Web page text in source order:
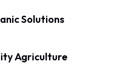
Solutions
Agriculture